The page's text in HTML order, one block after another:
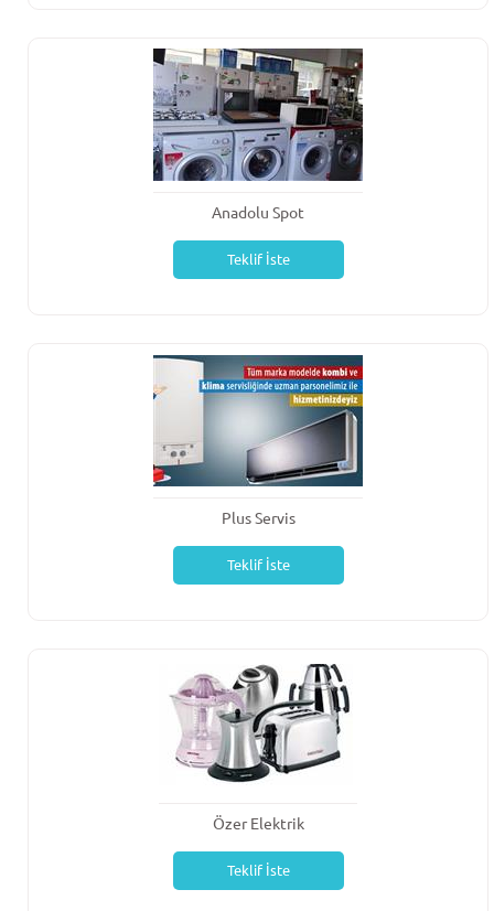
Anadolu Spot
Teklif İste
Plus Servis
Teklif İste
Özer Elektrik
Teklif İste